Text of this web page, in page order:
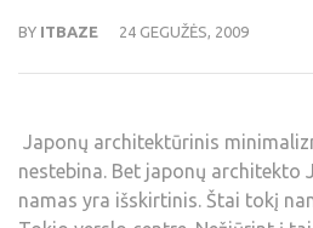
BY ITBAZE 24 GEGUŽĖS, 2009
Japonų architektūrinis
nestebina. Bet japonų architekto
namas yra išskirtinis. Štai tokį